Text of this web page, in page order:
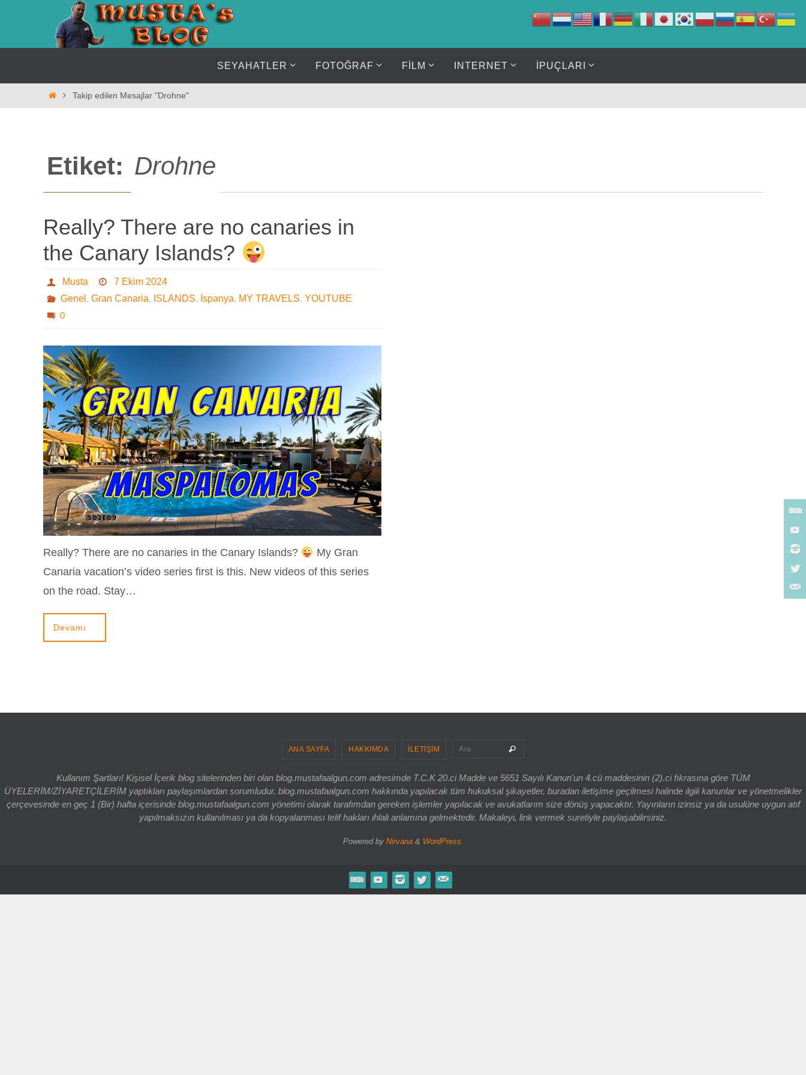
SEYAHATLER FOTOĞRAF FİLM INTERNET İPUÇLARI
HomeTakip edilen Mesajlar "Drohne"
Etiket: Drohne
Really? There are no canaries in
the Canary Islands?
Musta
7 Ekim 2024
Genel , Gran Canaria, ISLANDS, İspanya, MY TRAVELS, YOUTUBE
0
Really? There are no canaries in the Canary Islands?
My Gran
Canaria vacation’s video series first is this. New videos of this series
on the road. Stay…
Devamı
ANA SAYFA HAKKIMDA İLETİŞİM Ara
Kullanım Şartları! Kişisel İçerik blog sitelerinden biri olan blog.mustafaalgun.com adresimde T.C.K 20.ci Madde ve 5651 Sayılı Kanun'un 4.cü maddesinin (2).ci fıkrasına göre TÜM
ÜYELERİM/ZİYARETÇİLERİM yaptıkları paylaşımlardan sorumludur. blog.mustafaalgun.com hakkında yapılacak tüm hukuksal şikayetler, buradan iletişime geçilmesi halinde ilgili kanunlar ve yönetmelikler
çerçevesinde en geç 1 (Bir) hafta içerisinde blog.mustafaalgun.com yönetimi olarak tarafımdan gereken işlemler yapılacak ve avukatlarım size dönüş yapacaktır. Yayınların izinsiz ya da usulüne uygun atıf
yapılmaksızın kullanılması ya da kopyalanması telif hakları ihlali anlamına gelmektedir. Makaleyi, link vermek suretiyle paylaşabilirsiniz.
Powered by Nirvana& WordPress.